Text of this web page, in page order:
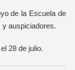
de la Escuela de
y auspiciadores.
28 de julio.